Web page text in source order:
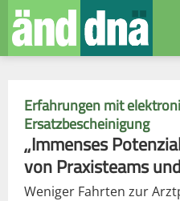
Erfahrungen mit
Ersatzbescheinigung
„Immenses
von Praxisteams
Weniger Fahrten zur